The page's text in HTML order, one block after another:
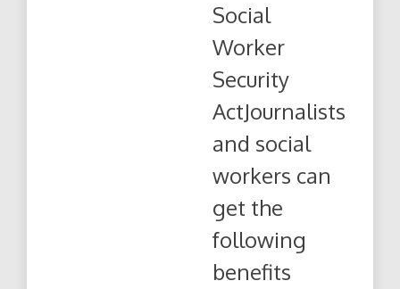
Social
Worker
Security
ActJournalists
and social
workers can
get the
following
benefits